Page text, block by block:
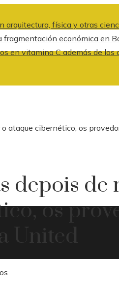
arquitectura, física y otras
fragmentación económica en
en vitamina C además de los
ataque cibernético, os
depois de
os
United